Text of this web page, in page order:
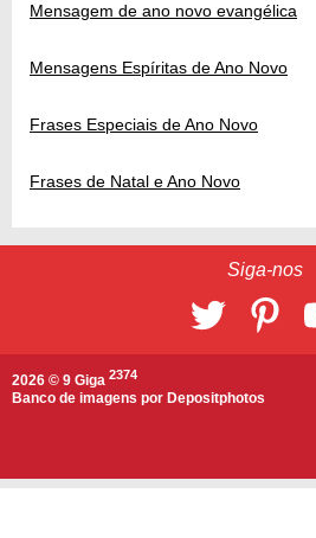
Mensagem de ano novo evangélica
Mensagens Espíritas de Ano Novo
Frases Especiais de Ano Novo
Frases de Natal e Ano Novo
Siga-nos
2026 © 9 Giga 2374
Banco de imagens por Depositphotos